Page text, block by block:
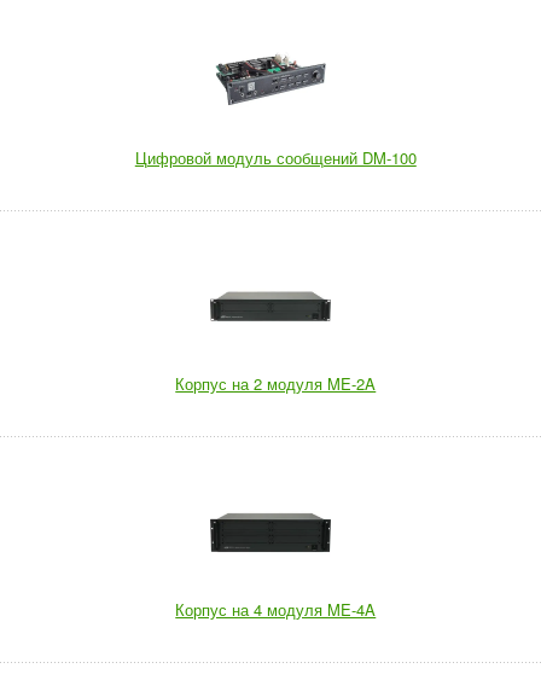
Цифровой модуль сообщений DM-100
Корпус на 2 модуля ME-2A
Корпус на 4 модуля ME-4A